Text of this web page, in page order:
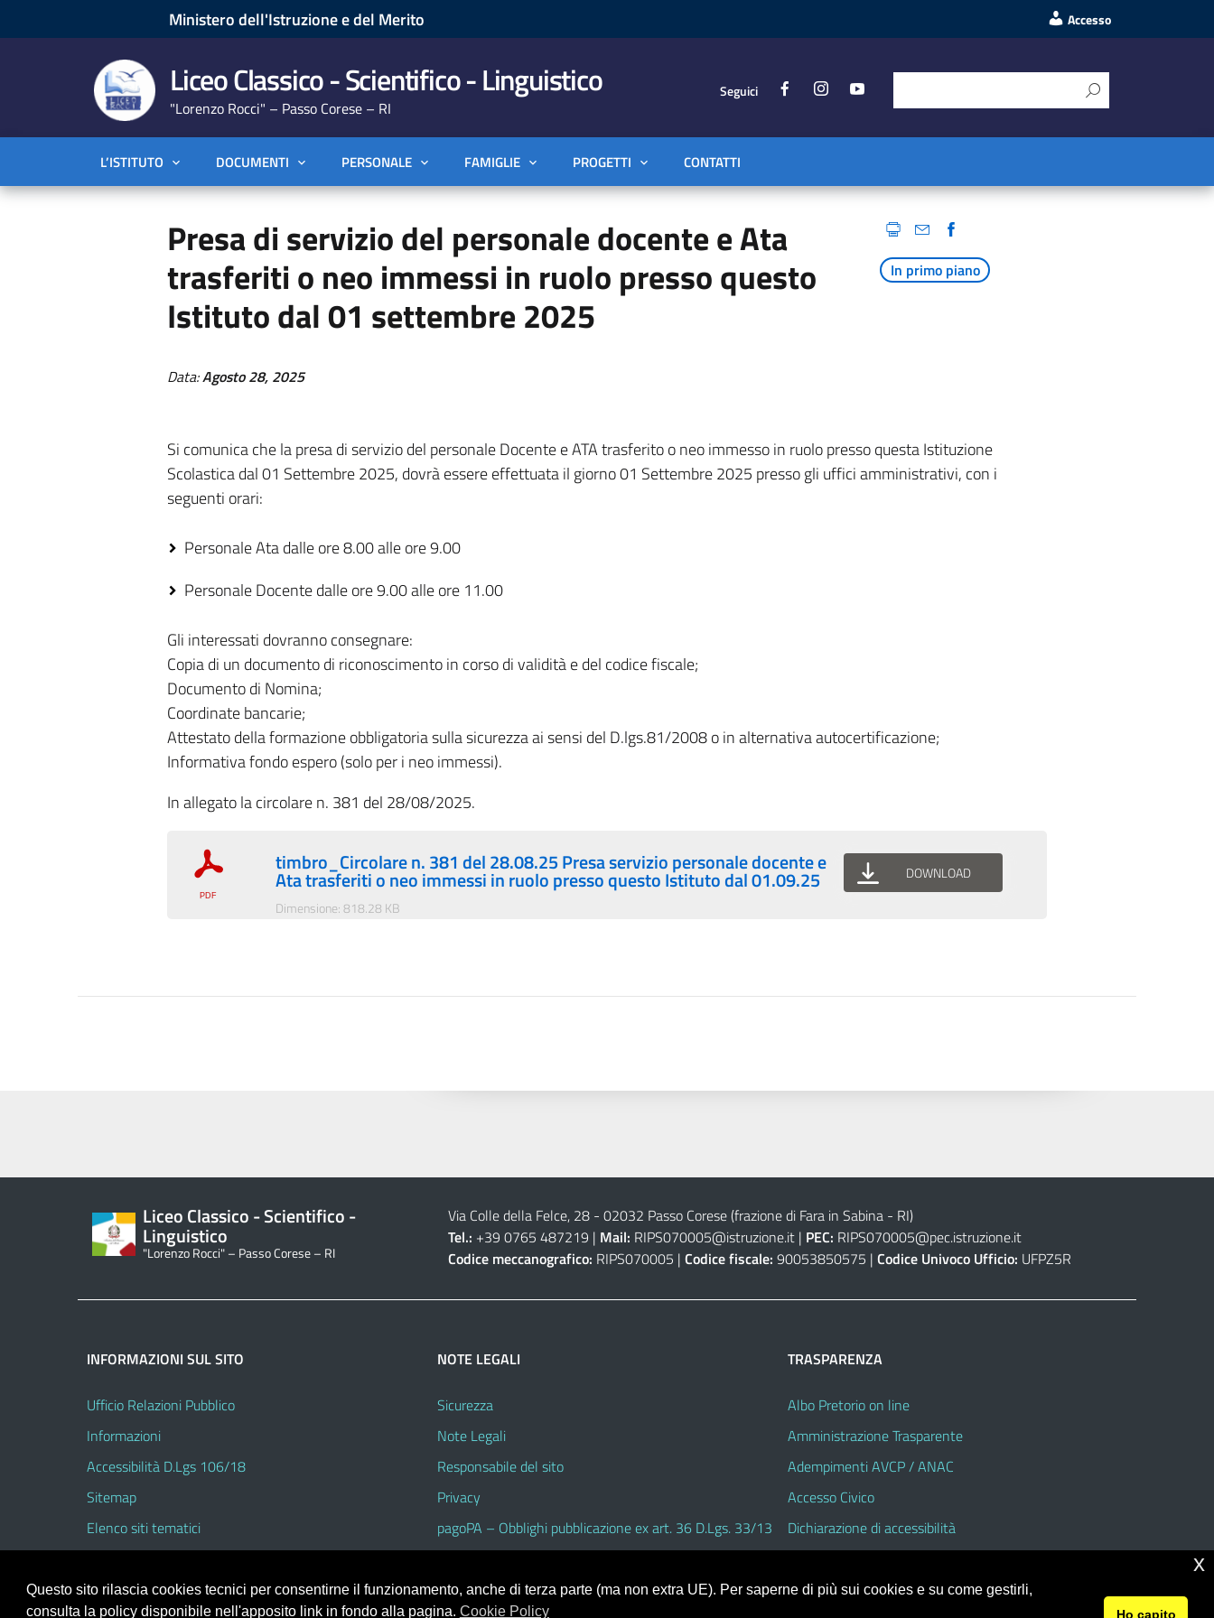
Ministero dell'Istruzione e del Merito Accesso
Liceo Classico - Scientifico - Linguistico
"Lorenzo Rocci" – Passo Corese – RI
Seguici
L’ISTITUTO DOCUMENTI PERSONALE FAMIGLIE PROGETTI CONTATTI
Presa di servizio del personale docente e Ata
trasferiti o neo immessi in ruolo presso questo
Istituto dal 01 settembre 2025
In primo piano
Data:Agosto 28, 2025
Si comunica che la presa di servizio del personale Docente e ATA trasferito o neo immesso in ruolo presso questa Istituzione
Scolastica dal 01 Settembre 2025, dovrà essere effettuata il giorno 01 Settembre 2025 presso gli uffici amministrativi, con i
seguenti orari:
Personale Ata dalle ore 8.00 alle ore 9.00
Personale Docente dalle ore 9.00 alle ore 11.00
Gli interessati dovranno consegnare:
Copia di un documento di riconoscimento in corso di validità e del codice fiscale;
Documento di Nomina;
Coordinate bancarie;
Attestato della formazione obbligatoria sulla sicurezza ai sensi del D.lgs.81/2008 o in alternativa autocertificazione;
Informativa fondo espero (solo per i neo immessi).
In allegato la circolare n. 381 del 28/08/2025.
timbro_Circolare n. 381 del 28.08.25 Presa servizio personale docente e
Ata trasferiti o neo immessi in ruolo presso questo Istituto dal 01.09.25
Dimensione: 818.28 KB
DOWNLOAD
Liceo Classico - Scientifico -
Linguistico
"Lorenzo Rocci" – Passo Corese – RI
Via Colle della Felce, 28 - 02032 Passo Corese (frazione di Fara in Sabina - RI)
Tel.: +39 0765 487219 | Mail: RIPS070005@istruzione.it| PEC: RIPS070005@pec.istruzione.it
Codice meccanografico: RIPS070005 | Codice fiscale: 90053850575 | Codice Univoco Ufficio: UFPZ5R
INFORMAZIONI SUL SITO
Ufficio Relazioni Pubblico
Informazioni
Accessibilità D.Lgs 106/18
Sitemap
Elenco siti tematici
NOTE LEGALI
Sicurezza
Note Legali
Responsabile del sito
Privacy
pagoPA – Obblighi pubblicazione ex art. 36 D.Lgs. 33/13
TRASPARENZA
Albo Pretorio on line
Amministrazione Trasparente
Adempimenti AVCP / ANAC
Accesso Civico
Dichiarazione di accessibilità
Questo sito rilascia cookies tecnici per consentirne il funzionamento, anche di terza parte (ma non extra UE). Per saperne di più sui cookies e su come gestirli,
consulta la policy disponibile nell'apposito link in fondo alla pagina. Cookie Policy Ho capito
x